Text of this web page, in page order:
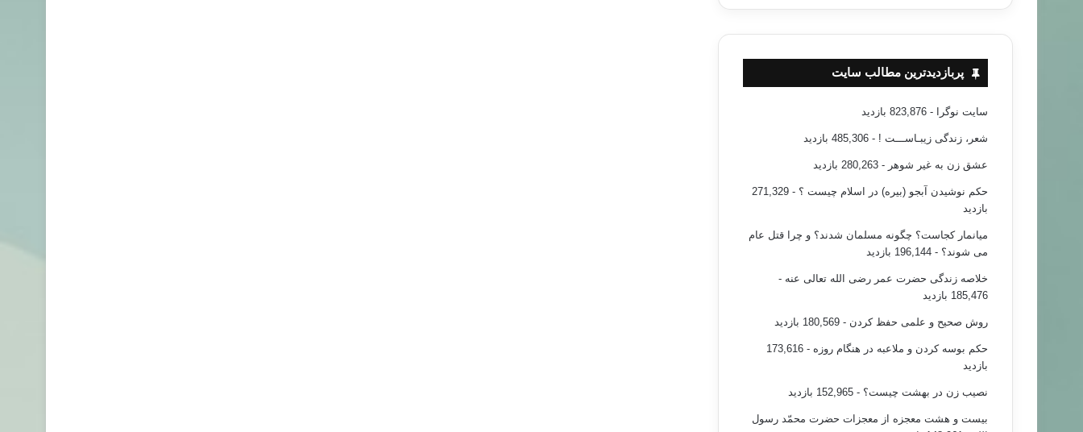
پربازدیدترین مطالب سایت
سایت نوگرا - 823,876 بازدید
شعر، زندگی زیبـاســـت ! - 485,306 بازدید
عشق زن به غیر شوهر - 280,263 بازدید
حکم نوشیدن آبجو (بیره) در اسلام چیست ؟
- 271,329
بازدید
میانمار کجاست؟ چگونه مسلمان شدند؟ و چرا قتل عام
می شوند؟ - 196,144 بازدید
خلاصه زندگی حضرت عمر رضی الله تعالی عنه -
185,476 بازدید
روش صحیح و علمی حفظ کردن - 180,569 بازدید
حکم بوسه کردن و ملاعبه در هنگام روزه
- 173,616
بازدید
نصیب زن در بهشت چیست؟ - 152,965 بازدید
بیست و هشت معجزه از معجزات حضرت محمّد رسول